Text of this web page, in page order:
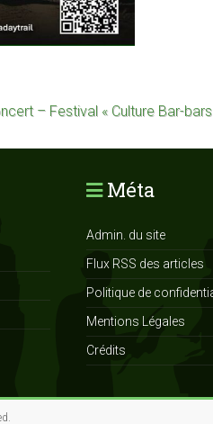
– Festival « Culture Bar-
Méta
Admin. du site
Flux RSS des articles
Politique de
Mentions Légales
Crédits